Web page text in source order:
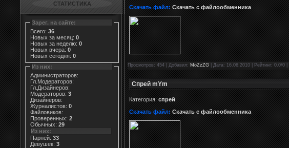
СТАТИСТИКА
Зарег. на сайте:
Всего: 36
Новых за месяц: 0
Новых за неделю: 0
Новых вчера: 0
Новых сегодня: 0
Из них:
Администраторов:
Гл.Модераторов:
Гл.Дизайнеров:
Модераторов: 3
Дизайнеров:
Журналистов: 0
Файловиков:
Проверенных: 2
Обычных: 29
Из них:
Парней: 33
Девушек: 3
Скачать файл: Скачать с файлообменника
Просмотров: 454 | Добавил: MoZzZG | Дата: 16.06.2010 | Рейтинг: 0.0/0 |
Спрей mYm
Категория:спрей
Скачать файл: Скачать с файлообменника